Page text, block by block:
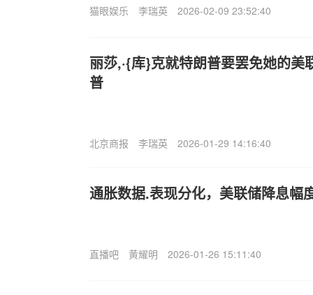
猫眼娱乐 李瑞英 2026-02-09 23:52:40
丽莎,·{库}克就特朗普要罢免她的美
普
北京商报 李瑞英 2026-01-29 14:16:40
通胀数据.表现分化，美联储降息幅
直播吧 黄耀明 2026-01-26 15:11:40